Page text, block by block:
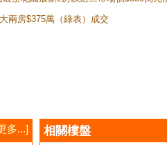
兩房$375萬（綠表）成交
多...] 相關樓盤